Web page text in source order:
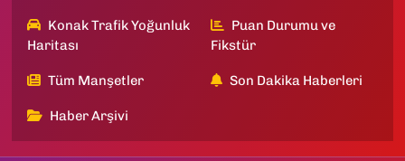
Konak Trafik Yoğunluk
Haritası
Puan Durumu ve
Fikstür
Tüm Manşetler Son Dakika Haberleri
Haber Arşivi